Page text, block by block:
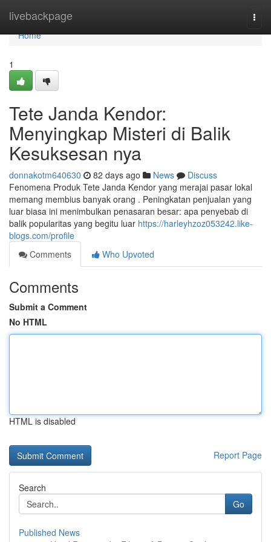
livebackpage
Home
Home
1
Tete Janda Kendor:
Menyingkap Misteri di Balik
Kesuksesan nya
donnakotm640630 82 days ago News
Discuss
Fenomena Produk Tete Janda Kendor yang merajai pasar lokal
memang membius banyak orang . Peningkatan penjualan yang
luar biasa ini menimbulkan penasaran besar: apa penyebab di
balik popularitas yang begitu luar https://harleyhzoz053242.like-
blogs.com/profile
Comments
Who Upvoted
Comments
Submit a Comment
No HTML
HTML is disabled
Report Page
Search
Go
Published News